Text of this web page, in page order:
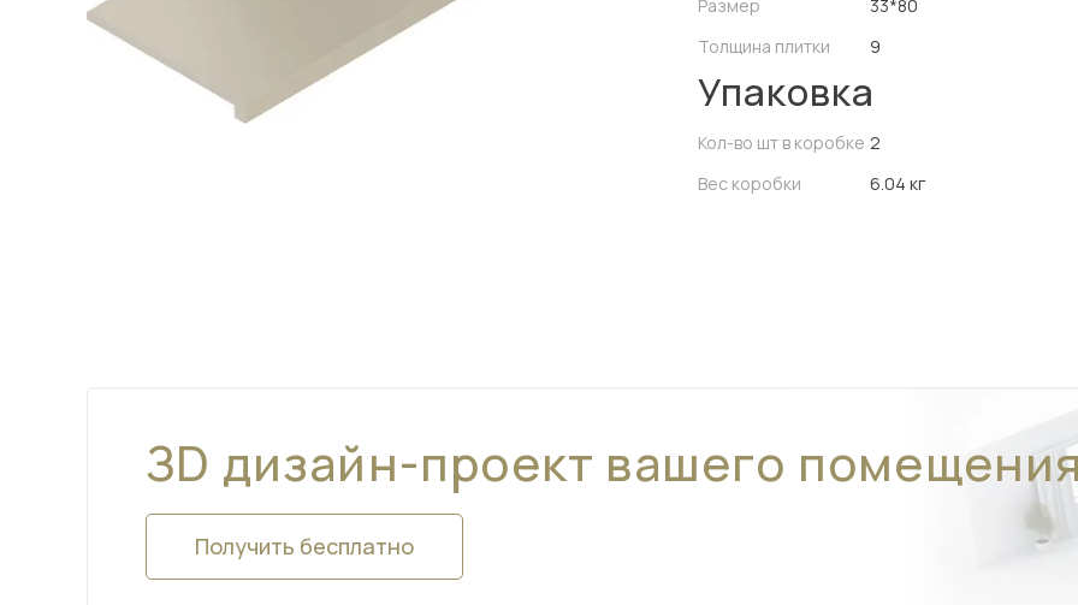
Размер
33*80
Толщина плитки
9
Упаковка
Кол-во шт в коробке 2
Вес коробки
6.04 кг
ЗD дизайн-проект вашего
Получить бесплатно